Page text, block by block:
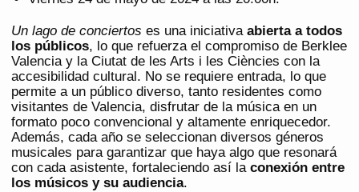
Un lago de conciertos es una iniciativa abierta a todos
los públicos, lo que refuerza el compromiso de Berklee
Valencia y la Ciutat de les Arts i les Ciències con la
accesibilidad cultural. No se requiere entrada, lo que
permite a un público diverso, tanto residentes como
visitantes de Valencia, disfrutar de la música en un
formato poco convencional y altamente enriquecedor.
Además, cada año se seleccionan diversos géneros
musicales para garantizar que haya algo que resonará
con cada asistente, fortaleciendo así la conexión entre
los músicos y su audiencia​.